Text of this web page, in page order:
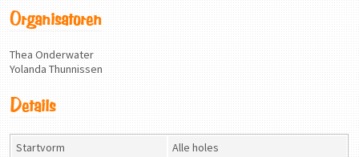
Organisatoren
Thea Onderwater
Yolanda Thunnissen
Details
Startvorm
Alle holes